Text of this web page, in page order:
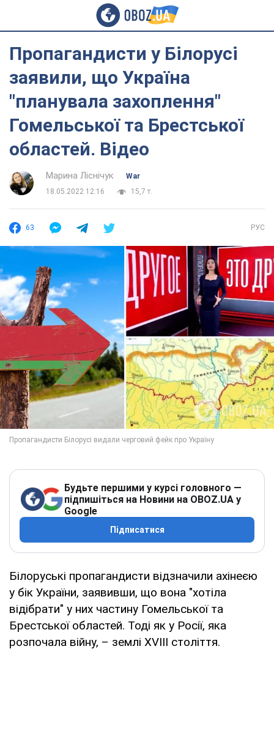
Пропагандисти у Білорусі
заявили, що Україна
"планувала захоплення"
Гомельської та Брестської
областей. Відео
Марина Ліснічук
War
18.05.2022 12:16
15,7 т.
63 РУС
Будьте першими у курсі головного —
підпишіться на Новини на OBOZ.UA у
Google
Підписатися
Білоруські пропагандисти відзначили ахінеєю
у бік України, заявивши, що вона "хотіла
відібрати" у них частину Гомельської та
Брестської областей. Тоді як у Росії, яка
розпочала війну, – землі XVIII століття.